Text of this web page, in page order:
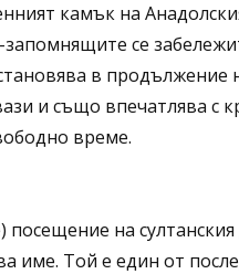
камък на
се
в
и също впечатлява с
време.
на
име. Той е един от